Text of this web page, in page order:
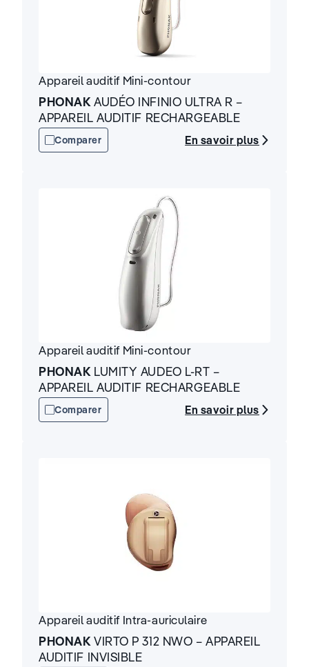
Appareil auditif Mini-contour
PHONAK AUDÉO INFINIO ULTRA R –
APPAREIL AUDITIF RECHARGEABLE
Comparer En savoir plus
Appareil auditif Mini-contour
PHONAK LUMITY AUDEO L-RT –
APPAREIL AUDITIF RECHARGEABLE
Comparer En savoir plus
Appareil auditif Intra-auriculaire
PHONAK VIRTO P 312 NWO – APPAREIL
AUDITIF INVISIBLE